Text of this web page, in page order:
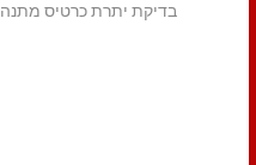
בדיקת יתרת כרטיס מתנה